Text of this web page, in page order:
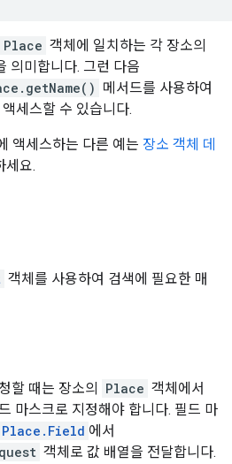
Place 객체에 일치하는 각 장소의
의미합니다. 그런 다음
메서드를 사용하여
세스할 수 있습니다.
액세스하는 다른 예는 장소 객체 데
세요.
객체를 사용하여 검색에 필요한 매
할 때는 장소의 Place 객체에서
마스크로 지정해야 합니다. 필드 마
Place.Field 에서
객체로 값 배열을 전달합니다.